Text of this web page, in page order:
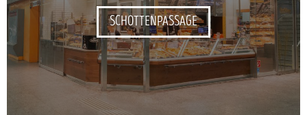
SCHOTTENPASSAGE